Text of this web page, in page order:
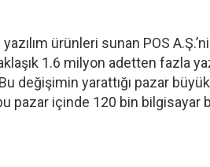
ürünleri sunan POS
1.6 milyon adetten fazla
değişimin yarattığı pazar
pazar içinde 120 bin bilgisayar